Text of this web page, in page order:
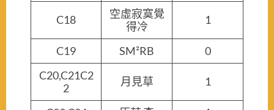
C18
空虛寂寞覺
得冷
1
C19 SM²RB
0
C20,C21C2
2
月見草 1